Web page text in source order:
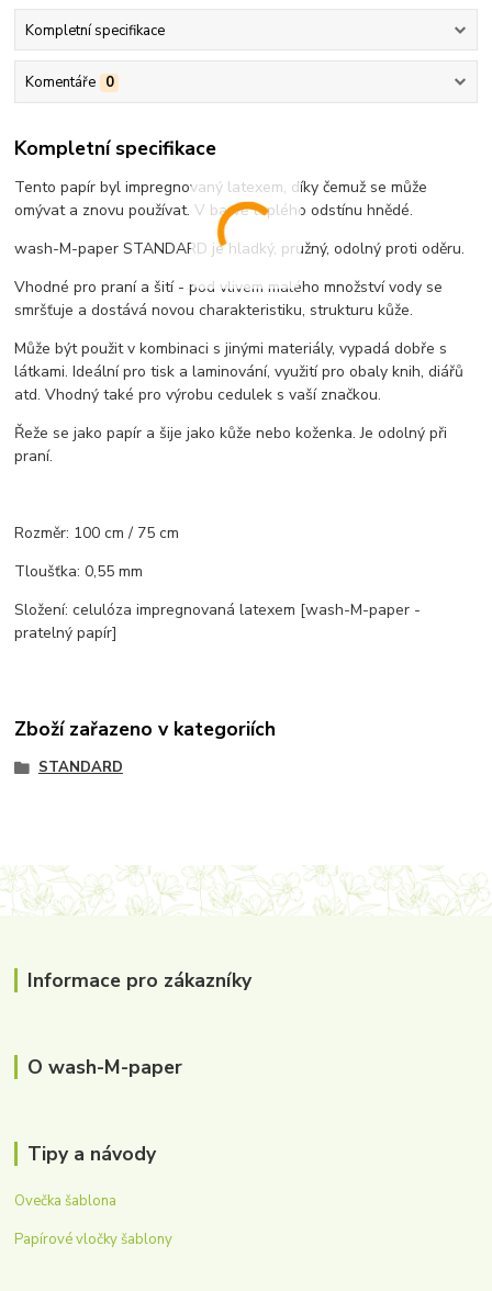
Kompletní specifikace
Komentáře 0
Kompletní specifikace
Tento papír byl impregnovaný latexem, díky čemuž se může
omývat a znovu používat. V barvě teplého odstínu hnědé.
wash-M-paper STANDARD je hladký, pružný, odolný proti oděru.
Vhodné pro praní a šití - pod vlivem malého množství vody se
smršťuje a dostává novou charakteristiku, strukturu kůže.
Může být použit v kombinaci s jinými materiály, vypadá dobře s
látkami. Ideální pro tisk a laminování, využití pro obaly knih, diářů
atd. Vhodný také pro výrobu cedulek s vaší značkou.
Řeže se jako papír a šije jako kůže nebo koženka. Je odolný při
praní.
Rozměr: 100 cm / 75 cm
Tloušťka: 0,55 mm
Složení: celulóza impregnovaná latexem [wash-M-paper -
pratelný papír]
Zboží zařazeno v kategoriích
STANDARD
Informace pro zákazníky
O wash-M-paper
Tipy a návody
Ovečka šablona
Papírové vločky šablony